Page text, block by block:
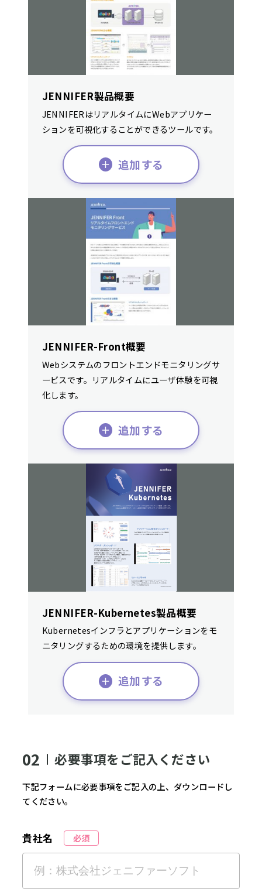
JENNIFER製品概要
JENNIFERはリアルタイムにWebアプリケー
ションを可視化することができるツールです。
追加する
JENNIFER-Front概要
Webシステムのフロントエンドモニタリングサ
ービスです。リアルタイムにユーザ体験を可視
化します。
追加する
JENNIFER-Kubernetes製品概要
Kubernetesインフラとアプリケーションをモ
ニタリングするための環境を提供します。
追加する
02 必要事項をご記入ください
下記フォームに必要事項をご記入の上、ダウンロードし
てください。
貴社名 必須